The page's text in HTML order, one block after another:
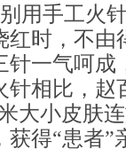
用手工火
红时，不由
针一气呵成
相比， 赵
大小皮肤
获得“患者”